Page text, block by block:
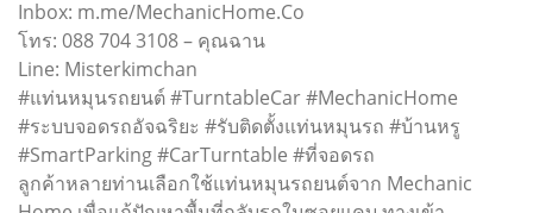
Inbox: m.me/MechanicHome.Co
โทร: 088 704 3108 – คุณฉาน
Line: Misterkimchan
#แท่นหมุนรถยนต์ #TurntableCar #MechanicHome
#ระบบจอดรถอัจฉริยะ #รับติดตั้งแท่นหมุนรถ #บ้านหรู
#SmartParking #CarTurntable #ที่จอดรถ
ลูกค้าหลายท่านเลือกใช้แท่นหมุนรถยนต์จาก Mechanic